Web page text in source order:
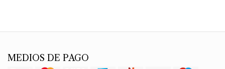
MEDIOS DE PAGO